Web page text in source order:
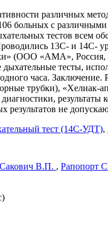
различных
больных с
тестов всем
13С- и 14С-
(ООО «АМА», Россия,
дыхательные тесты,
часа.
трубки),
результатов не
тест (14С-УДТ),
Сакович В.П. , Рапопорт